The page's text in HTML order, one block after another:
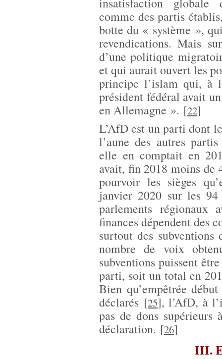
comme des partis
botte du « système »,
revendications. Mais
d’une politique
et qui aurait ouvert les
principe l’islam qui, à
président fédéral avait
en Allemagne ». [22]
L’AfD est un parti dont
l’aune des autres
elle en comptait en
avait, fin 2018 moins de
pourvoir les sièges
janvier 2020 sur les
parlements régionaux
finances dépendent des
surtout des
nombre de voix
subventions puissent
parti, soit un total en
Bien qu’empêtrée
déclarés [25], l’AfD, à
pas de dons supérieurs
déclaration. [26]
III.